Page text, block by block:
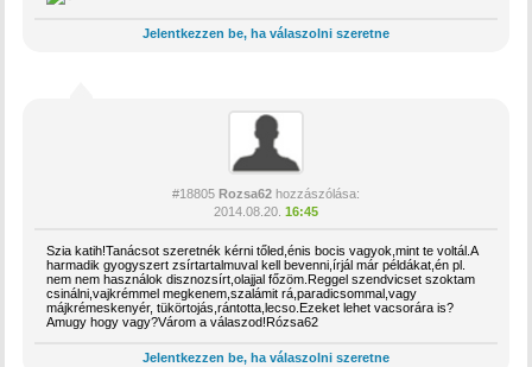
Jelentkezzen be, ha válaszolni szeretne
#18805 Rozsa62 hozzászólása:
2014.08.20. 16:45
Szia katih!Tanácsot szeretnék kérni tőled,énis bocis vagyok,mint te voltál.A
harmadik gyogyszert zsírtartalmuval kell bevenni,írjál már példákat,én pl.
nem nem használok disznozsírt,olajjal főzöm.Reggel szendvicset szoktam
csinálni,vajkrémmel megkenem,szalámit rá,paradicsommal,vagy
májkrémeskenyér, tükörtojás,rántotta,lecso.Ezeket lehet vacsorára is?
Amugy hogy vagy?Várom a válaszod!Rózsa62
Jelentkezzen be, ha válaszolni szeretne